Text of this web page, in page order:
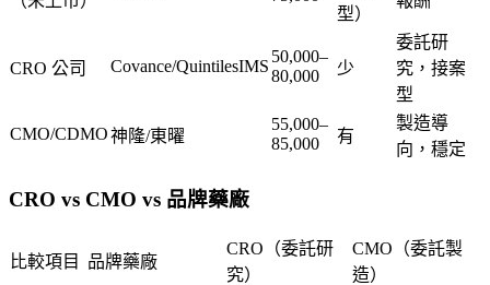
型）
CRO 公司 Covance/QuintilesIMS
50,000–
80,000
少
委託研
究，接案
型
CMO/CDMO神隆/東曜
55,000–
85,000
有
製造導
向，穩定
CRO vs CMO vs 品牌藥廠
比較項目 品牌藥廠
CRO（委託研
究）
CMO（委託製
造）